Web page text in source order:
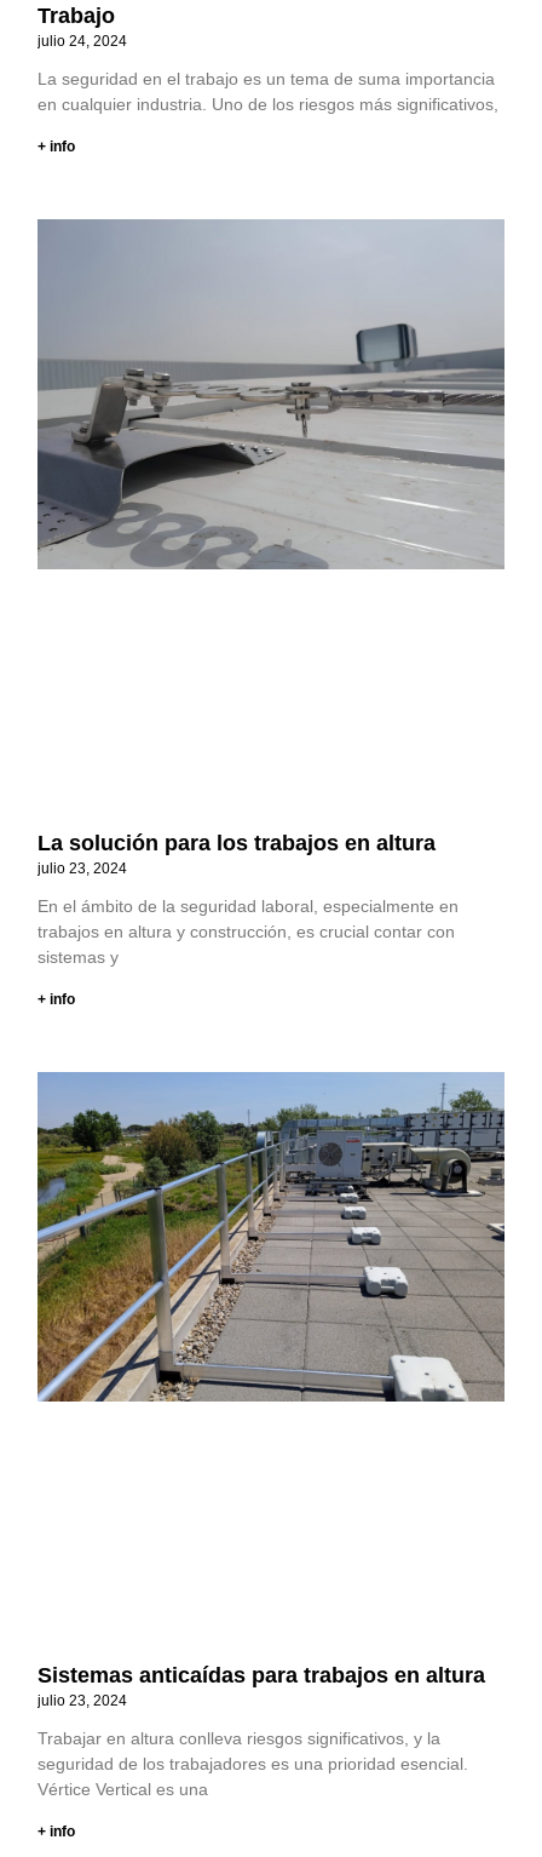
Trabajo
julio 24, 2024
La seguridad en el trabajo es un tema de suma importancia
en cualquier industria. Uno de los riesgos más significativos,
+ info
La solución para los trabajos en altura
julio 23, 2024
En el ámbito de la seguridad laboral, especialmente en
trabajos en altura y construcción, es crucial contar con
sistemas y
+ info
Sistemas anticaídas para trabajos en altura
julio 23, 2024
Trabajar en altura conlleva riesgos significativos, y la
seguridad de los trabajadores es una prioridad esencial.
Vértice Vertical es una
+ info